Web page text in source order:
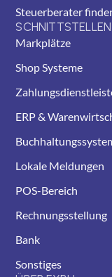
Steuerberater
SCHNITTSTELLEN
Markplätze
Shop Systeme
ERP &
Lokale Meldungen
POS-Bereich
Rechnungsstellung
Bank
Sonstiges